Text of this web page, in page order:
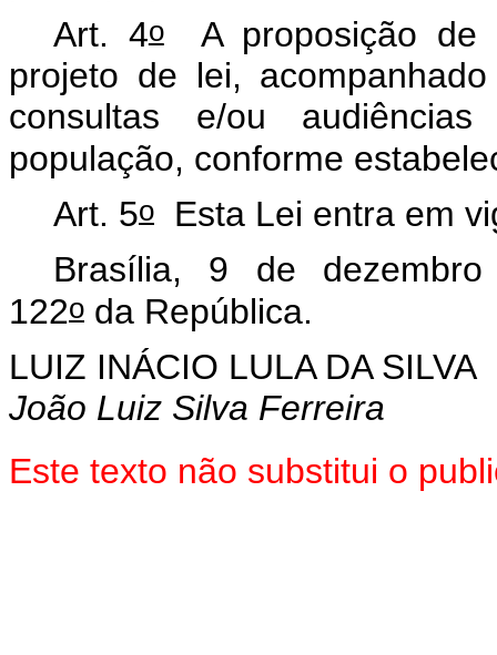
Art. 4oA proposição de
projeto de lei,
consultas e/ou
população, conforme
Art. 5o Esta Lei entra em
Brasília, 9 de dezembro
122o da República.
LUIZ INÁCIO LULA DA SILVA
João Luiz Silva Ferreira
Este texto não substitui o